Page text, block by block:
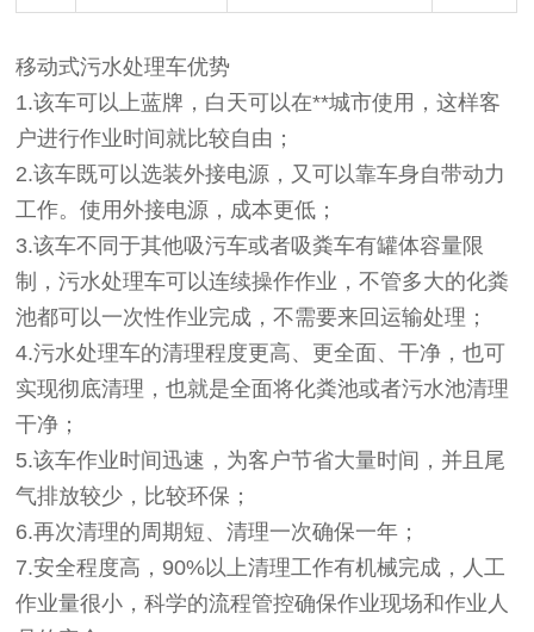
移动式污水处理车优势
1.该车可以上蓝牌，白天可以在**城市使用，这样客
户进行作业时间就比较自由；
2.该车既可以选装外接电源，又可以靠车身自带动力
工作。使用外接电源，成本更低；
3.该车不同于其他吸污车或者吸粪车有罐体容量限
制，污水处理车可以连续操作作业，不管多大的化粪
池都可以一次性作业完成，不需要来回运输处理；
4.污水处理车的清理程度更高、更全面、干净，也可
实现彻底清理，也就是全面将化粪池或者污水池清理
干净；
5.该车作业时间迅速，为客户节省大量时间，并且尾
气排放较少，比较环保；
6.再次清理的周期短、清理一次确保一年；
7.安全程度高，90%以上清理工作有机械完成，人工
作业量很小，科学的流程管控确保作业现场和作业人